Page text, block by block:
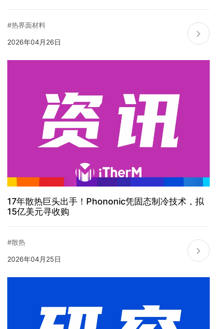
#热界面材料
2026年04月26日
17年散热巨头出手！Phononic凭固态制冷技术，拟
15亿美元寻收购
#散热
2026年04月25日